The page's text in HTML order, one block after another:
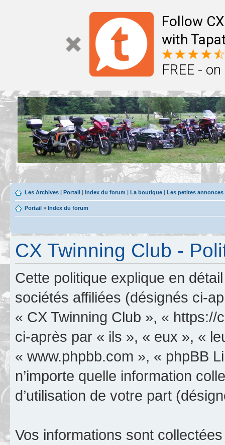
Follow
with
FREE -
Les Archives | Portail | Index du forum | La boutique | Les petites
Portail » Index du forum
CX Twinning Club -
Cette politique explique en
sociétés affiliées (désignés ci-
« CX Twinning Club », «
ci-après par « ils », « eux », «
« www.phpbb.com », « phpBB
n’importe quelle information
d’utilisation de votre part
Vos informations sont